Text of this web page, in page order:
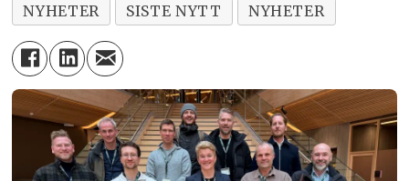
NYHETER
SISTE NYTT NYHETER